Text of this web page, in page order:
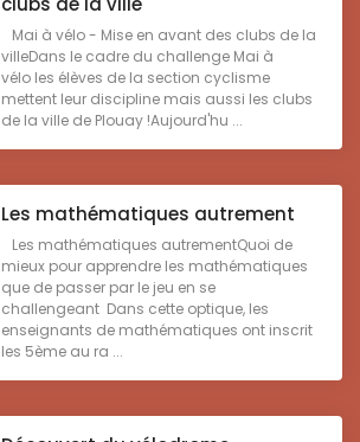
Mai à vélo - Mise en avant des clubs de la
villeDans le cadre du challenge Mai à
vélo les élèves de la section cyclisme
mettent leur discipline mais aussi les clubs
de la ville de Plouay !Aujourd'hu ...
Les mathématiques autrement
Les mathématiques autrementQuoi de
mieux pour apprendre les mathématiques
que de passer par le jeu en se
challengeant Dans cette optique, les
enseignants de mathématiques ont inscrit
les 5ème au ra ...